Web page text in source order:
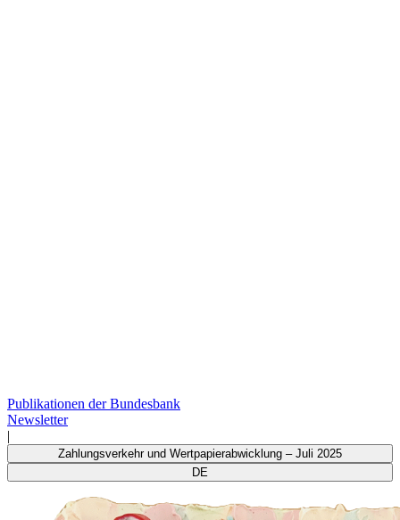
Publikationen der Bundesbank
Newsletter
|
Zahlungsverkehr und Wertpapierabwicklung – Juli 2025
DE